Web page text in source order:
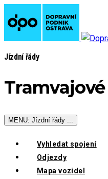
Jízdní řády
MENU: Jízdní řády ...
Vyhledat spojení
Odjezdy
Mapa vozidel